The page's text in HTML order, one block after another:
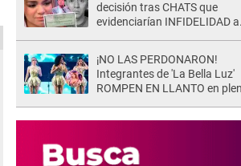
decisión tras CHATS que
evidenciarían INFIDELIDAD a
¡NO LAS PERDONARON!
Integrantes de 'La Bella Luz'
ROMPEN EN LLANTO en